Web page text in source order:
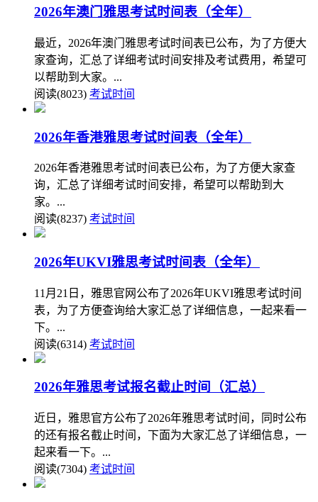
2026年澳门雅思考试时间表（全年）
最近，2026年澳门雅思考试时间表已公布，为了方便大
家查询，汇总了详细考试时间安排及考试费用，希望可
以帮助到大家。...
阅读(8023) 考试时间
2026年香港雅思考试时间表（全年）
2026年香港雅思考试时间表已公布，为了方便大家查
询，汇总了详细考试时间安排，希望可以帮助到大
家。...
阅读(8237) 考试时间
2026年UKVI雅思考试时间表（全年）
11月21日，雅思官网公布了2026年UKVI雅思考试时间
表，为了方便查询给大家汇总了详细信息，一起来看一
下。...
阅读(6314) 考试时间
2026年雅思考试报名截止时间（汇总）
近日，雅思官方公布了2026年雅思考试时间，同时公布
的还有报名截止时间，下面为大家汇总了详细信息，一
起来看一下。...
阅读(7304) 考试时间